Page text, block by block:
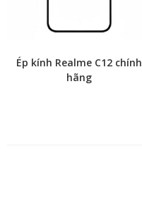
Ép kính Realme C12 chính
hãng